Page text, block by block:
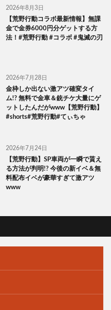
2026年8月3日
【荒野行動コラボ最新情報】無課
金で金券6000円分ゲットする方
法！#荒野行動 #コラボ #鬼滅の刃
2026年7月28日
金枠しか出ない激アツ確変タイ
ム!? 無料で金車＆銃チケ大量にゲ
ットしたんだがwww【荒野行動】
#shorts#荒野行動#てぃちゃ
2026年7月24日
【荒野行動】SP車両が一瞬で貰え
る方法が判明!? 今後の新イベ＆無
料配布イベが豪華すぎて激アツ
www